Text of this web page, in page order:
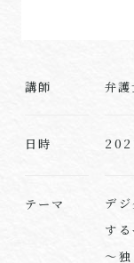
講師 弁護
日時
テーマ
デ
す
～